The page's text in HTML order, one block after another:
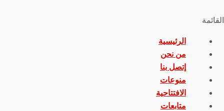
القائمة
الرئيسية
من نحن
إتصل بنا
منوعات
الافتتاحية
متابعات